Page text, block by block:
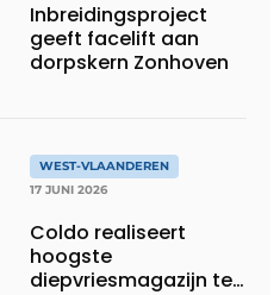
Inbreidingsproject
geeft facelift aan
dorpskern Zonhoven
WEST-VLAANDEREN
17 JUNI 2026
Coldo realiseert
hoogste
diepvriesmagazijn ter